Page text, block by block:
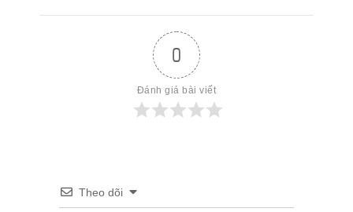
0
Đánh giá bài viết
Theo dõi